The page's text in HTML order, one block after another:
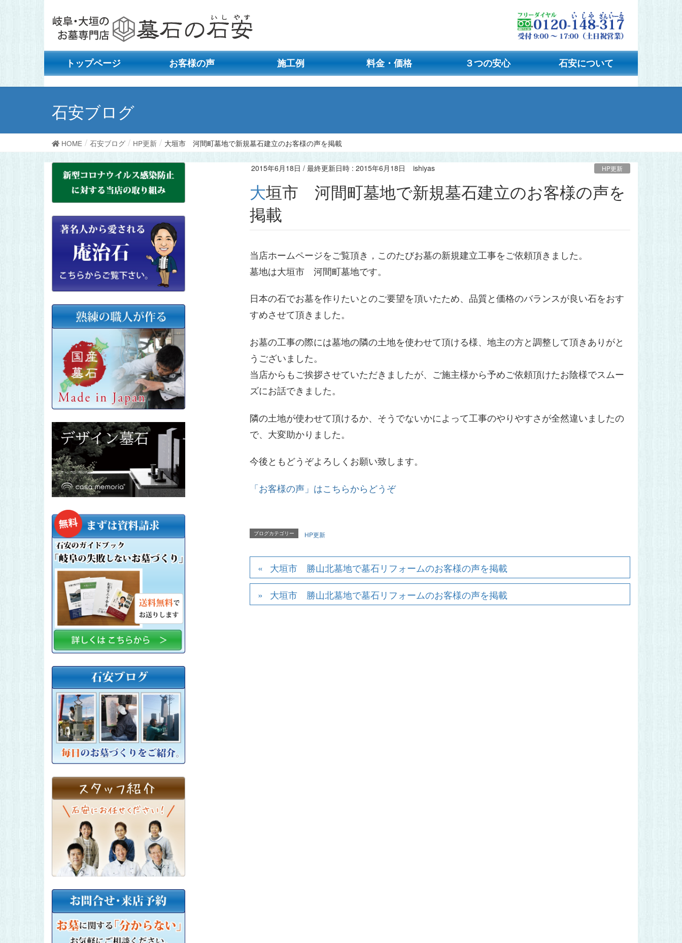
トップページ お客様の声 施工例 料金・価格 ３つの安心 石安について
石安ブログ
HOME 石安ブログ HP更新 大垣市 河間町墓地で新規墓石建立のお客様の声を掲載
2015年6月18日 / 最終更新日時 : 2015年6月18日 ishiyas HP更新
大垣市 河間町墓地で新規墓石建立のお客様の声を
掲載
当店ホームページをご覧頂き，このたびお墓の新規建立工事をご依頼頂きました。
墓地は大垣市 河間町墓地です。
日本の石でお墓を作りたいとのご要望を頂いたため、品質と価格のバランスが良い石をおす
すめさせて頂きました。
お墓の工事の際には墓地の隣の土地を使わせて頂ける様、地主の方と調整して頂きありがと
うございました。
当店からもご挨拶させていただきましたが、ご施主様から予めご依頼頂けたお陰様でスムー
ズにお話できました。
隣の土地が使わせて頂けるか、そうでないかによって工事のやりやすさが全然違いましたの
で、大変助かりました。
今後ともどうぞよろしくお願い致します。
「お客様の声」はこちらからどうぞ
ブログカテゴリー HP更新
大垣市 勝山北墓地で墓石リフォームのお客様の声を掲載
大垣市 勝山北墓地で墓石リフォームのお客様の声を掲載